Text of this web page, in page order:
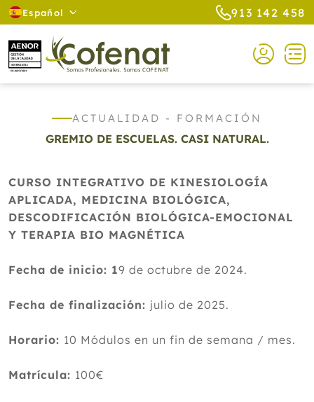
Español 913 142 458
ACTUALIDAD - FORMACIÓN
GREMIO DE ESCUELAS. CASI NATURAL.
CURSO INTEGRATIVO DE KINESIOLOGÍA
APLICADA, MEDICINA BIOLÓGICA,
DESCODIFICACIÓN BIOLÓGICA-EMOCIONAL
Y TERAPIA BIO MAGNÉTICA
Fecha de inicio: 19 de octubre de 2024.
Fecha de finalización: julio de 2025.
Horario: 10 Módulos en un fin de semana / mes.
Matrícula: 100€